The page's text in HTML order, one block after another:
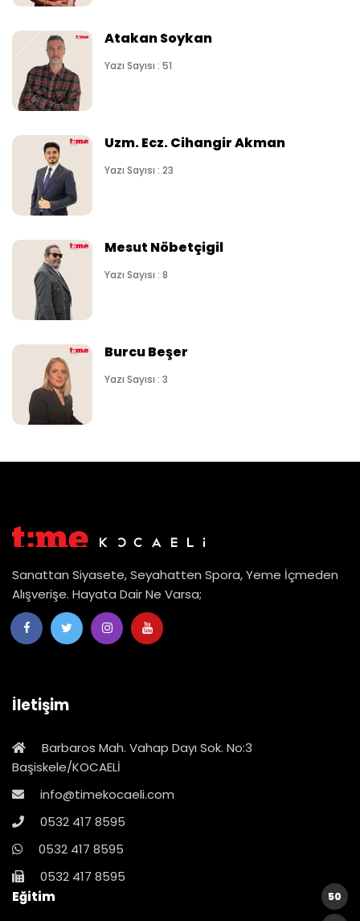
Atakan Soykan
Yazı Sayısı : 51
Uzm. Ecz. Cihangir Akman
Yazı Sayısı : 23
Mesut Nöbetçigil
Yazı Sayısı : 8
Burcu Beşer
Yazı Sayısı : 3
Sanattan Siyasete, Seyahatten Spora, Yeme İçmeden
Alışverişe. Hayata Dair Ne Varsa;
İletişim
Barbaros Mah. Vahap Dayı Sok. No:3
Başiskele/KOCAELİ
info@timekocaeli.com
0532 417 8595
0532 417 8595
0532 417 8595
Eğitim
50